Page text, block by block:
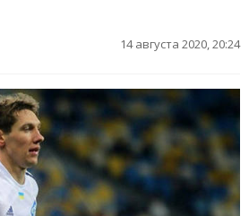
14 августа 2020, 20:24